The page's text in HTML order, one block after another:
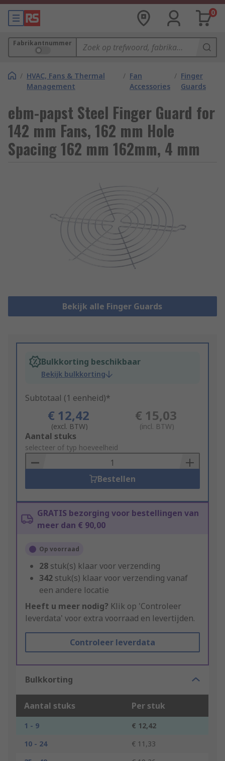
0
Fabrikantnummer
/ HVAC, Fans & Thermal
Management
/ Fan
Accessories
/ Finger
Guards
ebm-papst Steel Finger Guard for
142 mm Fans, 162 mm Hole
Spacing 162 mm 162mm, 4 mm
Bekijk alle Finger Guards
Bulkkorting beschikbaar
Bekijk bulkkorting
Subtotaal (1 eenheid)*
€ 12,42
(excl. BTW)
€ 15,03
(incl. BTW)
Add
to
Basket
Aantal stuks
selecteer of typ hoeveelheid
Bestellen
GRATIS bezorging voor bestellingen van
meer dan € 90,00
Op voorraad
28 stuk(s) klaar voor verzending
342 stuk(s) klaar voor verzending vanaf
een andere locatie
Heeft u meer nodig? Klik op 'Controleer
leverdata' voor extra voorraad en levertijden.
Controleer leverdata
Bulkkorting
Aantal stuks Per stuk
1 - 9
€ 12,42
10 - 24
€ 11,33